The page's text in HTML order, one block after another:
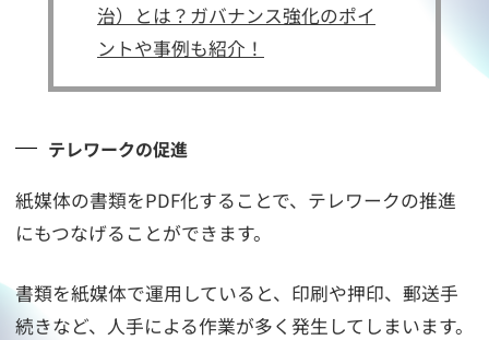
治）とは？ガバナンス強化のポイ
ントや事例も紹介！
テレワークの促進
紙媒体の書類をPDF化することで、テレワークの推進
にもつなげることができます。
書類を紙媒体で運用していると、印刷や押印、郵送手
続きなど、人手による作業が多く発生してしまいます。